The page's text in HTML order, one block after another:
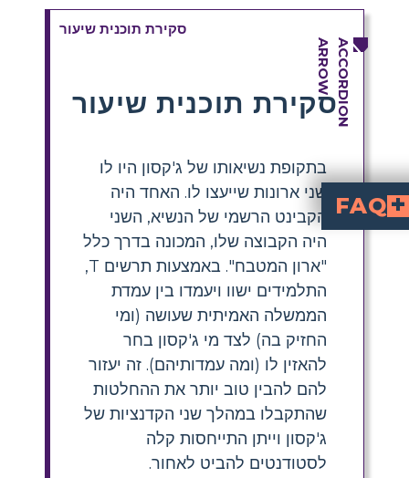
סקירת תוכנית שיעור
סקירת תוכנית שיעור
בתקופת נשיאותו של ג'קסון היו לו
שני ארונות שייעצו לו. האחד היה
הקבינט הרשמי של הנשיא, השני
היה הקבוצה שלו, המכונה בדרך כלל
"ארון המטבח". באמצעות תרשים T,
התלמידים ישוו ויעמדו בין עמדת
הממשלה האמיתית שעושה (ומי
החזיק בה) לצד מי ג'קסון בחר
להאזין לו (ומה עמדותיהם). זה יעזור
להם להבין טוב יותר את ההחלטות
שהתקבלו במהלך שני הקדנציות של
ג'קסון וייתן התייחסות קלה
לסטודנטים להביט לאחור.
FAQ